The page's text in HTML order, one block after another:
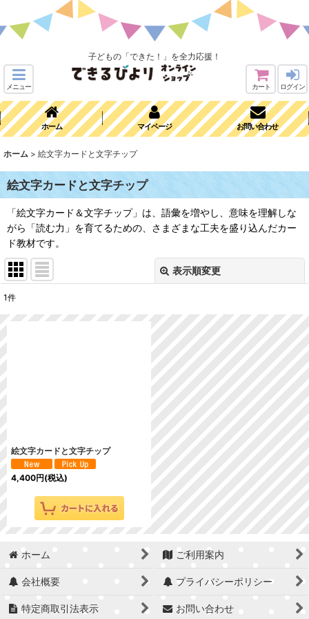
子どもの「できた！」を全力応援！
メニュー カート ログイン
ホーム マイページ お問い合わせ
ホーム > 絵文字カードと文字チップ
絵文字カードと文字チップ
「絵文字カード＆文字チップ」は、語彙を増やし、意味を理解しな
がら「読む力」を育てるための、さまざまな工夫を盛り込んだカー
ド教材です。
表示順変更
1件
絵文字カードと文字チップ
4,400円(税込)
ホーム ご利用案内
会社概要 プライバシーポリシー
特定商取引法表示 お問い合わせ